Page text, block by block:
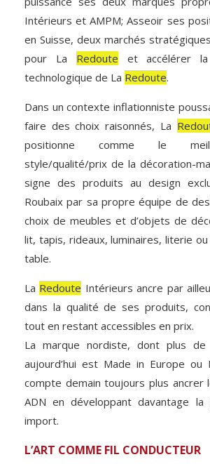
Intérieurs et AMPM; Asseoir ses
en Suisse, deux marchés
pour La Redoute et accélérer la
technologique de La Redoute.
Dans un contexte inflationniste
faire des choix raisonnés, La
positionne comme le
style/qualité/prix de la décoration-
signe des produits au design
Roubaix par sa propre équipe de
choix de meubles et d’objets de
lit, tapis, rideaux, luminaires, literie
table.
La Redoute Intérieurs ancre par
dans la qualité de ses produits,
tout en restant accessibles en prix.
La marque nordiste, dont plus de
aujourd’hui est Made in Europe ou
compte demain toujours plus ancrer
ADN en développant davantage
import.
L’ART COMME FIL CONDUCTEUR